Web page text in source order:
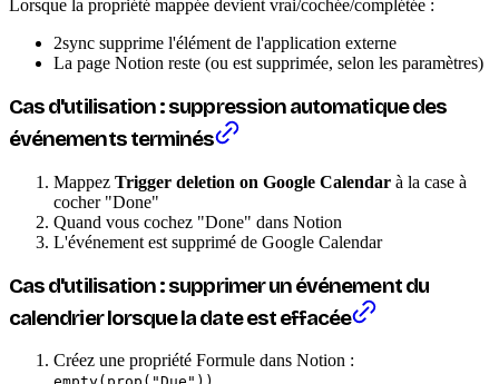
Lorsque la propriété mappée devient vrai/cochée/complétée :
2sync supprime l'élément de l'application externe
La page Notion reste (ou est supprimée, selon les paramètres)
Cas d'utilisation : suppression automatique des
événements terminés
Mappez Trigger deletion on Google Calendar à la case à
cocher "Done"
Quand vous cochez "Done" dans Notion
L'événement est supprimé de Google Calendar
Cas d'utilisation : supprimer un événement du
calendrier lorsque la date est effacée
Créez une propriété Formule dans Notion :